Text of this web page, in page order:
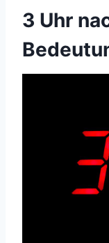
3 Uhr